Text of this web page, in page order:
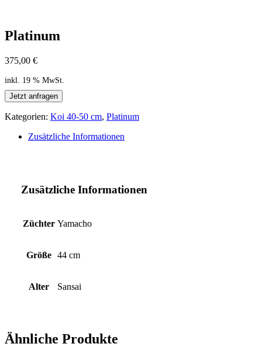
Platinum
375,00 €
inkl. 19 % MwSt.
Jetzt anfragen
Kategorien: Koi 40-50 cm, Platinum
Zusätzliche Informationen
Zusätzliche Informationen
Züchter Yamacho
Größe 44 cm
Alter Sansai
Ähnliche Produkte